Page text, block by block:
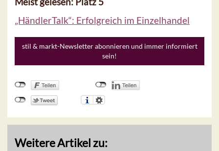
„HändlerTalk“: Erfolgreich im Einzelhandel
stil & markt-Newsletter abonnieren und immer informiert
sein!
Weitere Artikel zu: